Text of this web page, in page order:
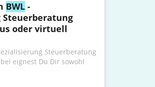
BWL -
Steuerberatung
oder virtuell
Steuerberatung
eignest Du Dir sowohl